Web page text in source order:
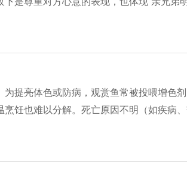
提亮体色或防病，观赏鱼常被投喂增色剂
饪也难以分解。死亡原因不明（如疾病